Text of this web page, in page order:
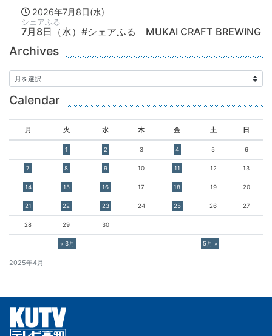
2026年7月8日(水)
シェアふる
7月8日（水）#シェアふる MUKAI CRAFT BREWING
Archives
Calendar
2025年4月
月 火 水 木 金 土 日
« 3月 5月 »
1 2 3 4 5 6
7 8 9 10 11 12 13
14 15 16 17 18 19 20
21 22 23 24 25 26 27
28 29 30